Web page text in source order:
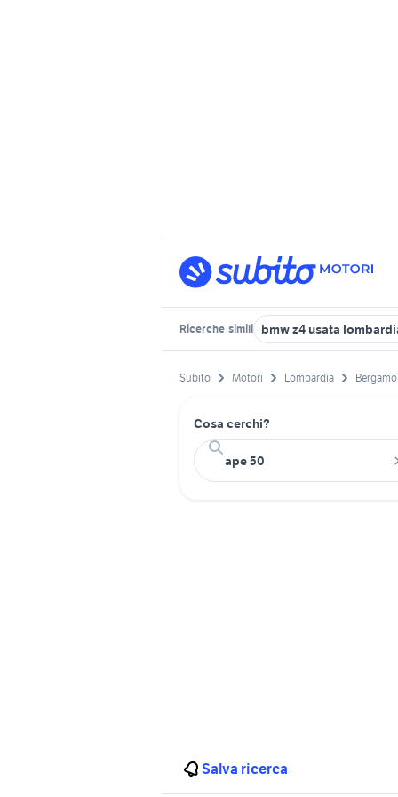
Ricerche simili bmw z4 usata
Subito Motori Lombardia
Cosa cerchi?
Salva ricerca